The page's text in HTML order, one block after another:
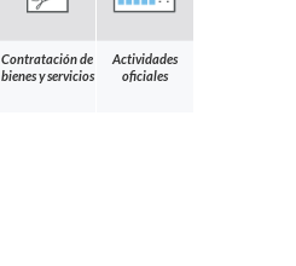
Contratación de
bienes y servicios
Actividades
oficiales